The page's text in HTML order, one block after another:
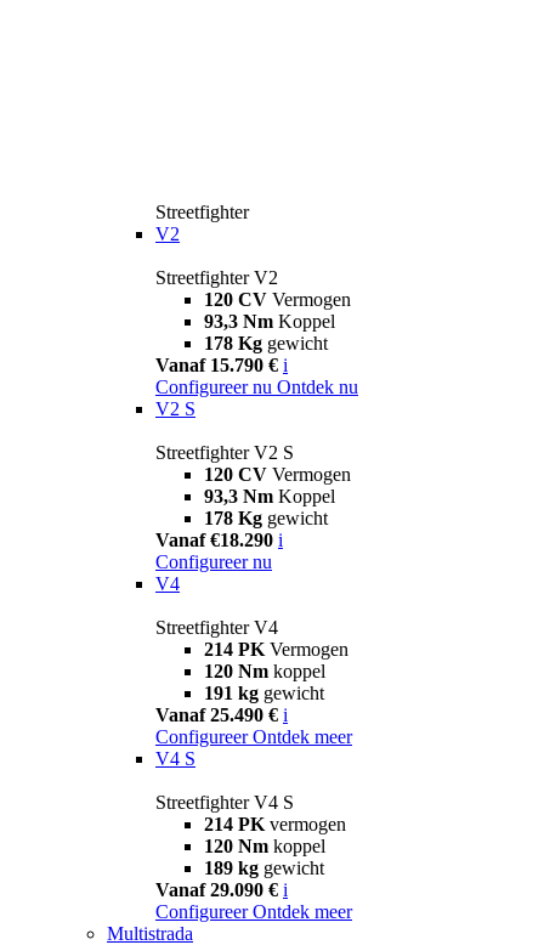
Streetfighter
V2
Streetfighter V2
120 CV Vermogen
93,3 Nm Koppel
178 Kg gewicht
Vanaf 15.790 € i
Configureer nu Ontdek nu
V2 S
Streetfighter V2 S
120 CV Vermogen
93,3 Nm Koppel
178 Kg gewicht
Vanaf €18.290 i
Configureer nu
V4
Streetfighter V4
214 PK Vermogen
120 Nm koppel
191 kg gewicht
Vanaf 25.490 € i
Configureer Ontdek meer
V4 S
Streetfighter V4 S
214 PK vermogen
120 Nm koppel
189 kg gewicht
Vanaf 29.090 € i
Configureer Ontdek meer
Multistrada